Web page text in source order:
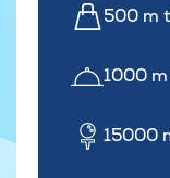
500 m
1000
15000